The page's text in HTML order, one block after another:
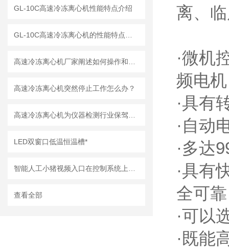
GL-10C高速冷冻离心机性能特点介绍
高速冷冻离心机突然停止工作怎么办？
LED双窗口低温恒温槽*
查看全部
离、
·微机
频电机
·具有
·自动
·多达
·具有
全可靠
·可
·既能